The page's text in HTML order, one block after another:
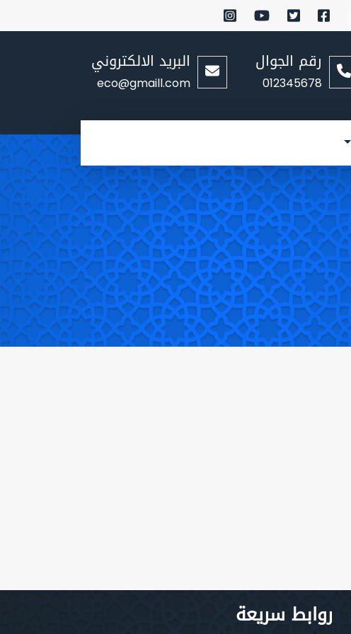
رقم الجوال
012345678
البريد الالكتروني
eco@gmaill.com
روابط سريعة